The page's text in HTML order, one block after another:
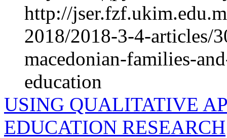
http://
2018/2018-3-4-articles/
macedonian-families-
education
USING QUALITATIVE
EDUCATION RESEARCH